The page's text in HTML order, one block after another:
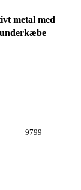
metal med
9799